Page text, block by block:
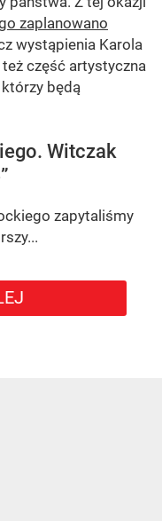
zaplanowano
wystąpienia Karola
część artystyczna
będą
Witczak
zapytaliśmy